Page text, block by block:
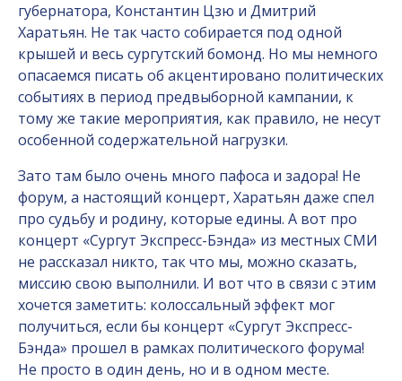
губернатора, Константин Цзю и Дмитрий
Харатьян. Не так часто собирается под одной
крышей и весь сургутский бомонд. Но мы немного
опасаемся писать об акцентировано политических
событиях в период предвыборной кампании, к
тому же такие мероприятия, как правило, не несут
особенной содержательной нагрузки.
Зато там было очень много пафоса и задора! Не
форум, а настоящий концерт, Харатьян даже спел
про судьбу и родину, которые едины. А вот про
концерт «Сургут Экспресс-Бэнда» из местных СМИ
не рассказал никто, так что мы, можно сказать,
миссию свою выполнили. И вот что в связи с этим
хочется заметить: колоссальный эффект мог
получиться, если бы концерт «Сургут Экспресс-
Бэнда» прошел в рамках политического форума!
Не просто в один день, но и в одном месте.